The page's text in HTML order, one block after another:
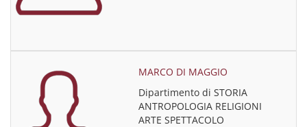
MARCO DI MAGGIO
Dipartimento di STORIA
ANTROPOLOGIA RELIGIONI
ARTE SPETTACOLO